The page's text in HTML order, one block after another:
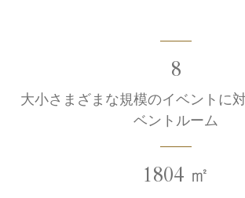
8
大小さまざまな規模のイベントに
ベントルーム
1804 ㎡